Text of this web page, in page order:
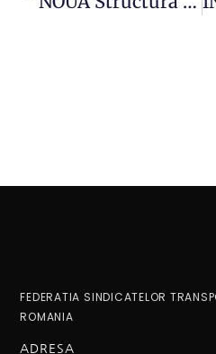
FEDERATIA SINDICATELOR
ROMANIA
ADRESA